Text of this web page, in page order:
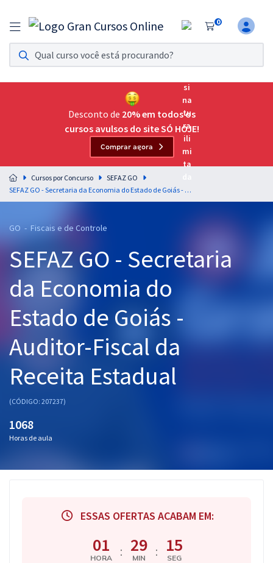
0
Assinatura Ilimitada 11
Acesso a todos os cursos. Teste grátis por 7 dias!
Assinatura OAB Até Passar
Acesso ilimitado a toda preparação para o Exame da
Residências Multiprofissionais
Preparação completa e intensiva para as principais
residências em saúde do Brasil
Cursos 20% OFF
Pós
Graduação
OAB
Questões grátis
Conteúdo gratuito
Aprovados
Desconto de 20% em todos os
cursos avulsos do site SÓ HOJE!
Comprar agora
Cursos por Concurso
SEFAZ GO
SEFAZ GO - Secretaria da Economia do Estado de Goiás - Auditor-Fiscal da Receita Estadual
GO - Fiscais e de Controle
SEFAZ GO - Secretaria
da Economia do
Estado de Goiás -
Auditor-Fiscal da
Receita Estadual
(CÓDIGO: 207237)
1068
Horas de aula
ESSAS OFERTAS ACABAM EM:
01
HORA : 29
MIN : 14
SEG